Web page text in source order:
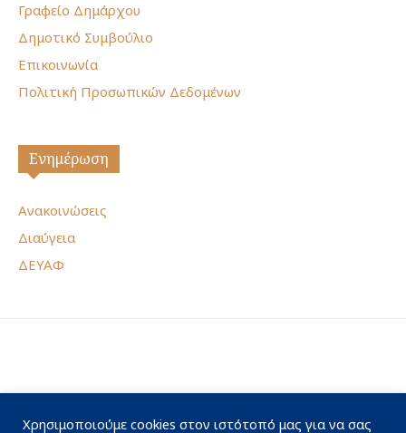
Γραφείο Δημάρχου
Δημοτικό Συμβούλιο
Επικοινωνία
Πολιτική Προσωπικών Δεδομένων
Ενημέρωση
Ανακοινώσεις
Διαύγεια
ΔΕΥΑΦ
Χρησιμοποιούμε cookies στον ιστότοπό μας για να σας